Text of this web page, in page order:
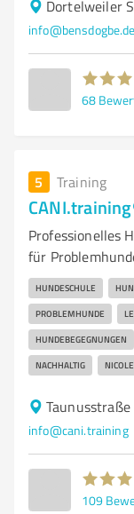
Dortelweiler
info@bensdogbe.de
68
5 Training
Professionelles
für
HUNDESCHULE
PROBLEMHUNDE
HUNDEBEGEGNUNGEN
NACHHALTIG NICOLE
info@cani.training
109